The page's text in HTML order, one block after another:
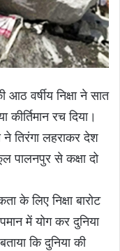
वर्षीय निक्षा ने सात
रच दिया।
तिरंगा लहराकर देश
पालनपुर से कक्षा दो
के लिए निक्षा बारोट
में योग कर दुनिया
कि दुनिया की